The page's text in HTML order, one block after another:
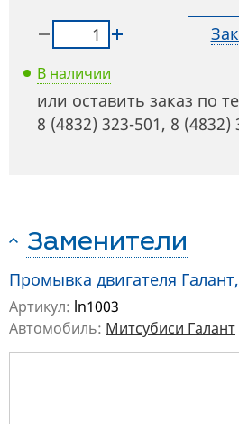
В наличии
или оставить заказ по
8 (4832) 323-501, 8 (4832)
Заменители
Промывка двигателя
Артикул: ln1003
Автомобиль: Митсубиси Галант